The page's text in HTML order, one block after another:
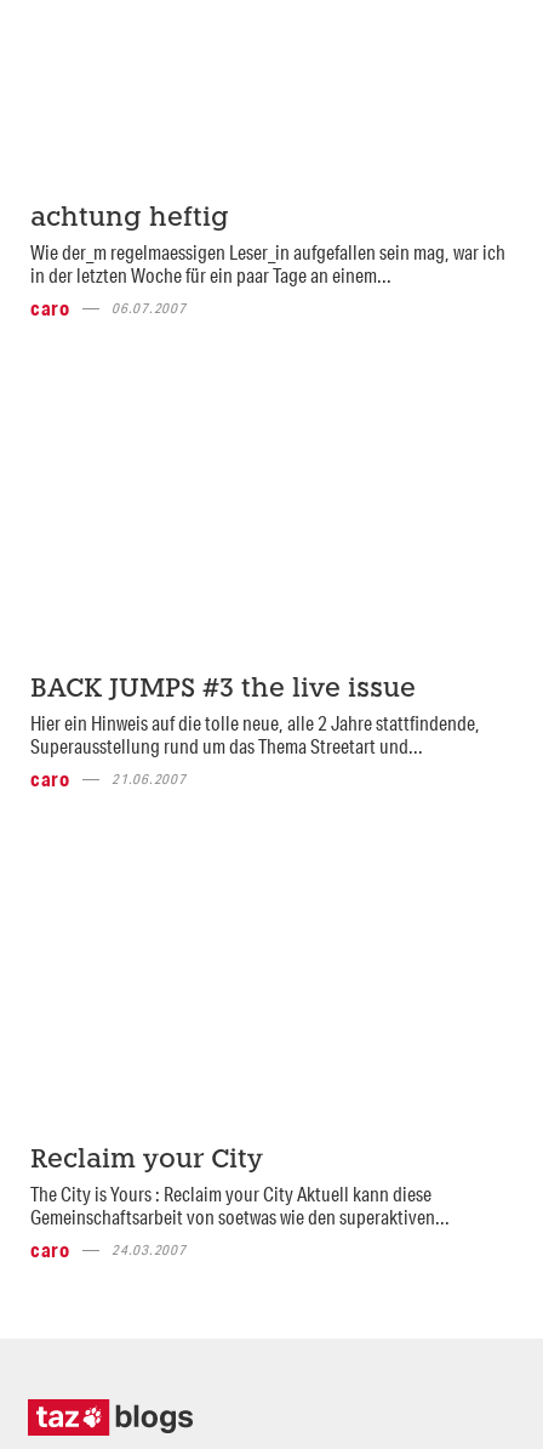
achtung heftig
Wie der_m regelmaessigen Leser_in aufgefallen sein mag, war ich
in der letzten Woche für ein paar Tage an einem...
caro
06.07.2007
BACK JUMPS #3 the live issue
Hier ein Hinweis auf die tolle neue, alle 2 Jahre stattfindende,
Superausstellung rund um das Thema Streetart und...
caro
21.06.2007
Reclaim your City
The City is Yours : Reclaim your City Aktuell kann diese
Gemeinschaftsarbeit von soetwas wie den superaktiven...
caro
24.03.2007